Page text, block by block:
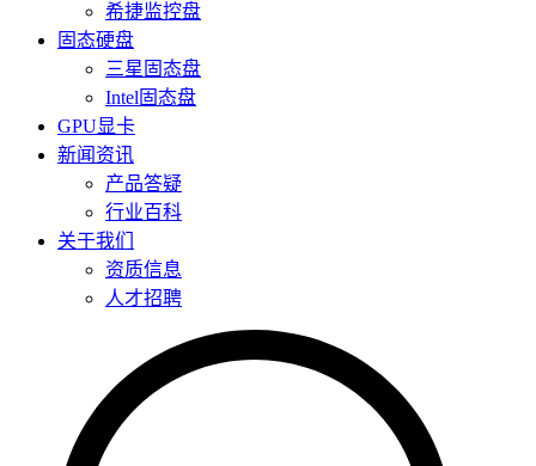
希捷监控盘
固态硬盘
三星固态盘
Intel固态盘
GPU显卡
新闻资讯
产品答疑
行业百科
关于我们
资质信息
人才招聘